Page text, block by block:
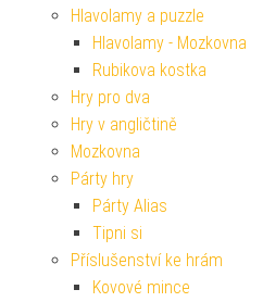
Hlavolamy a puzzle
Hlavolamy - Mozkovna
Rubikova kostka
Hry pro dva
Hry v angličtině
Mozkovna
Párty hry
Párty Alias
Tipni si
Příslušenství ke hrám
Kovové mince